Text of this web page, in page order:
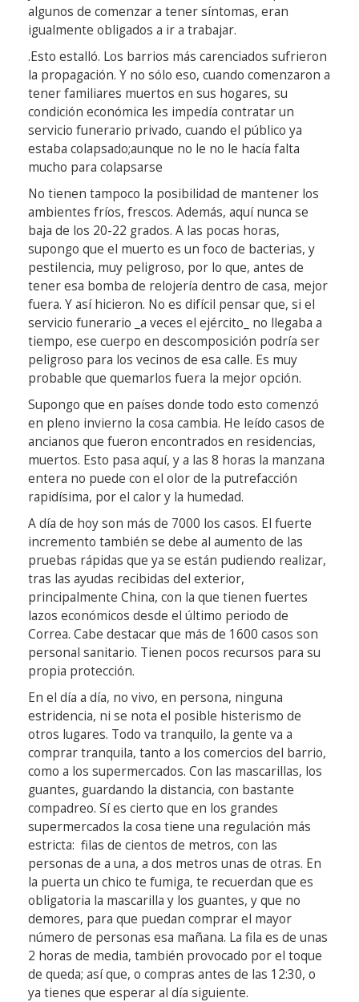
algunos de comenzar a tener síntomas, eran
igualmente obligados a ir a trabajar.
.Esto estalló. Los barrios más carenciados sufrieron
la propagación. Y no sólo eso, cuando comenzaron a
tener familiares muertos en sus hogares, su
condición económica les impedía contratar un
servicio funerario privado, cuando el público ya
estaba colapsado;aunque no le no le hacía falta
mucho para colapsarse
No tienen tampoco la posibilidad de mantener los
ambientes fríos, frescos. Además, aquí nunca se
baja de los 20-22 grados. A las pocas horas,
supongo que el muerto es un foco de bacterias, y
pestilencia, muy peligroso, por lo que, antes de
tener esa bomba de relojería dentro de casa, mejor
fuera. Y así hicieron. No es difícil pensar que, si el
servicio funerario _a veces el ejército_ no llegaba a
tiempo, ese cuerpo en descomposición podría ser
peligroso para los vecinos de esa calle. Es muy
probable que quemarlos fuera la mejor opción.
Supongo que en países donde todo esto comenzó
en pleno invierno la cosa cambia. He leído casos de
ancianos que fueron encontrados en residencias,
muertos. Esto pasa aquí, y a las 8 horas la manzana
entera no puede con el olor de la putrefacción
rapidísima, por el calor y la humedad.
A día de hoy son más de 7000 los casos. El fuerte
incremento también se debe al aumento de las
pruebas rápidas que ya se están pudiendo realizar,
tras las ayudas recibidas del exterior,
principalmente China, con la que tienen fuertes
lazos económicos desde el último periodo de
Correa. Cabe destacar que más de 1600 casos son
personal sanitario. Tienen pocos recursos para su
propia protección.
En el día a día, no vivo, en persona, ninguna
estridencia, ni se nota el posible histerismo de
otros lugares. Todo va tranquilo, la gente va a
comprar tranquila, tanto a los comercios del barrio,
como a los supermercados. Con las mascarillas, los
guantes, guardando la distancia, con bastante
compadreo. Sí es cierto que en los grandes
supermercados la cosa tiene una regulación más
estricta: filas de cientos de metros, con las
personas de a una, a dos metros unas de otras. En
la puerta un chico te fumiga, te recuerdan que es
obligatoria la mascarilla y los guantes, y que no
demores, para que puedan comprar el mayor
número de personas esa mañana. La fila es de unas
2 horas de media, también provocado por el toque
de queda; así que, o compras antes de las 12:30, o
ya tienes que esperar al día siguiente.